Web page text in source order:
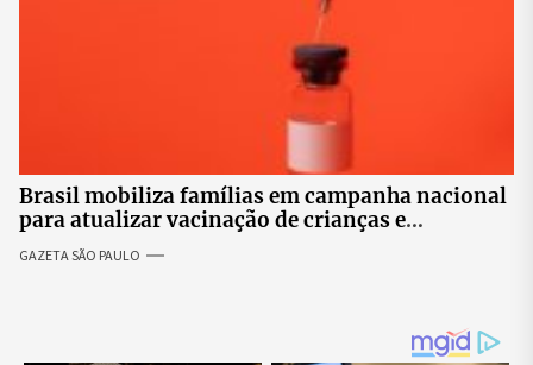
Brasil mobiliza famílias em campanha nacional
para atualizar vacinação de crianças e
adolescentes
GAZETA SÃO PAULO